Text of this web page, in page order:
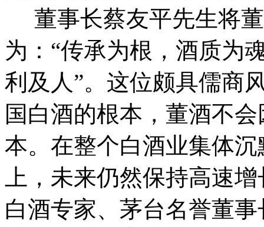
董事长蔡友平先生将
为：“传承为根，酒质为
利及人”。这位颇具儒商
国白酒的根本，董酒不
本。在整个白酒业集体
上，未来仍然保持高速
白酒专家、茅台名誉董